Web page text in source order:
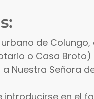
de
o Casa Broto)
Nuestra Señora